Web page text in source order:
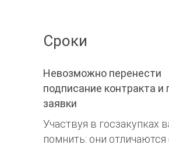
Сроки
Невозможно перенести
подписание контракта и
заявки
Участвуя в госзакупках
помнить: они отличаются